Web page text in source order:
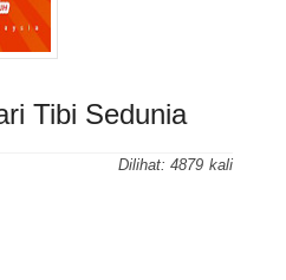
Tibi Sedunia
Dilihat: 4879